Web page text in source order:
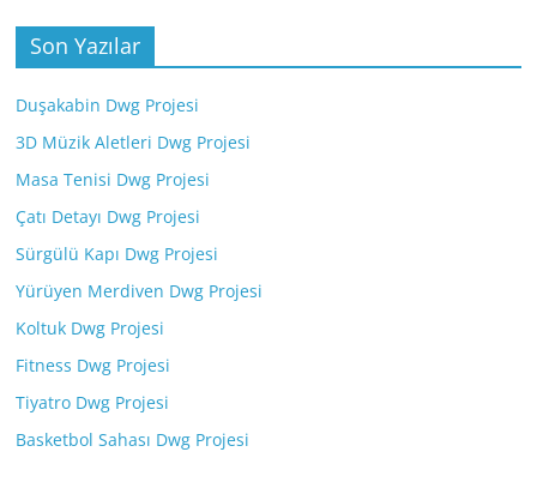
Son Yazılar
Duşakabin Dwg Projesi
3D Müzik Aletleri Dwg Projesi
Masa Tenisi Dwg Projesi
Çatı Detayı Dwg Projesi
Sürgülü Kapı Dwg Projesi
Yürüyen Merdiven Dwg Projesi
Koltuk Dwg Projesi
Fitness Dwg Projesi
Tiyatro Dwg Projesi
Basketbol Sahası Dwg Projesi